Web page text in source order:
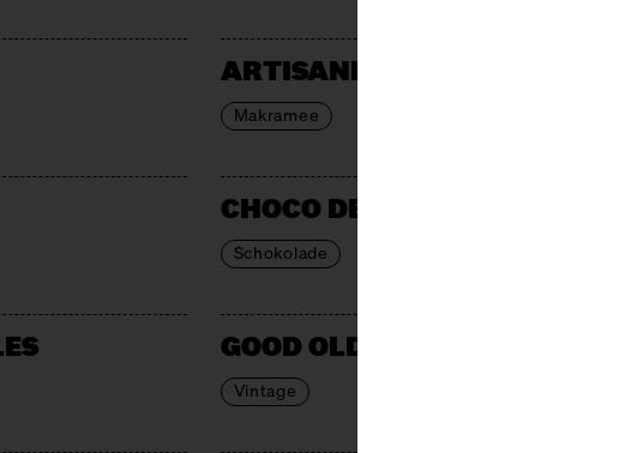
ARTISANE MAKRAMEE DESIGN
Makramee
CHOCO DEALER
Schokolade
GOOD OLD THINGS
Vintage